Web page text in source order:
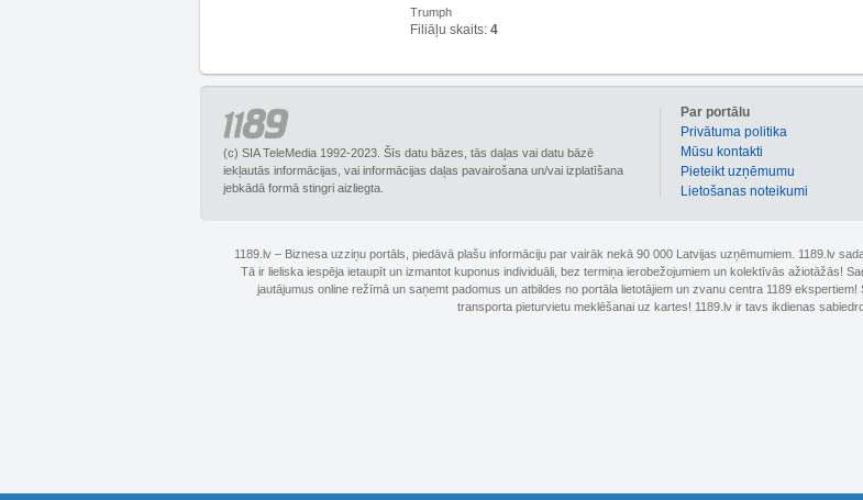
Trumph
Filiāļu skaits: 4
(c) SIA TeleMedia 1992-2023. Šīs datu bāzes, tās daļas vai datu bāzē
iekļautās informācijas, vai informācijas daļas pavairošana un/vai izplatīšana
jebkādā formā stingri aizliegta.
Par portālu
Privātuma politika
Mūsu kontakti
Pieteikt uzņēmumu
Lietošanas noteikumi
1189.lv – Biznesa uzziņu portāls, piedāvā plašu informāciju par vairāk nekā 90 000 Latvijas uzņēmumiem. 1189.lv
Tā ir lieliska iespēja ietaupīt un izmantot kuponus individuāli, bez termiņa ierobežojumiem un kolektīvās ažiotāžās!
jautājumus online režīmā un saņemt padomus un atbildes no portāla lietotājiem un zvanu centra 1189
transporta pieturvietu meklēšanai uz kartes! 1189.lv ir tavs ikdienas